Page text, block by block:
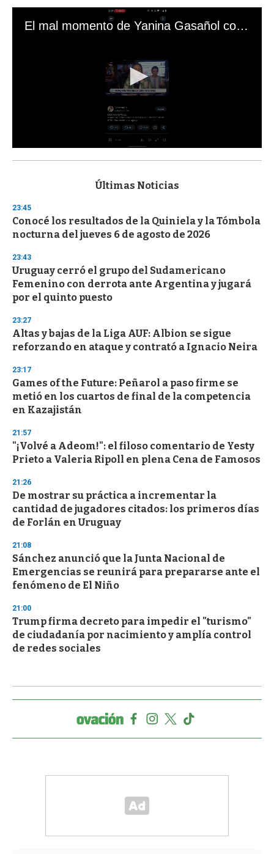
El mal momento de Yanina Gasañol con un hincha argentino en "Subrayado"
s
d
s
o
f
3
s
e
c
o
d
s
Últimas Noticias
23:45
Conocé los resultados de la Quiniela y la Tómbola
nocturna del jueves 6 de agosto de 2026
23:43
Uruguay cerró el grupo del Sudamericano
Femenino con derrota ante Argentina y jugará
por el quinto puesto
23:27
Altas y bajas de la Liga AUF: Albion se sigue
reforzando en ataque y contrató a Ignacio Neira
23:17
Games of the Future: Peñarol a paso firme se
metió en los cuartos de final de la competencia
en Kazajistán
21:57
"¡Volvé a Adeom!": el filoso comentario de Yesty
Prieto a Valeria Ripoll en plena Cena de Famosos
21:26
De mostrar su práctica a incrementar la
cantidad de jugadores citados: los primeros días
de Forlán en Uruguay
21:08
Sánchez anunció que la Junta Nacional de
Emergencias se reunirá para prepararse ante el
fenómeno de El Niño
21:00
Trump firma decreto para impedir el "turismo"
de ciudadanía por nacimiento y amplía control
de redes sociales